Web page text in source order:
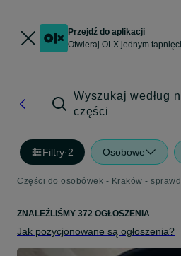
Przejdź do aplikacji
Otwieraj OLX jednym
Wyszukaj według
części
Filtry·2 Osobowe
ZNALEŹLIŚMY 372 OGŁOSZENIA
Jak pozycjonowane są ogłoszenia?